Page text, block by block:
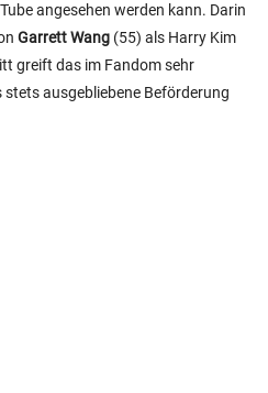
angesehen werden kann. Darin
Garrett Wang (55) als Harry Kim
greift das im Fandom sehr
stets ausgebliebene Beförderung